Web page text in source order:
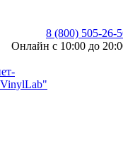
8 (800) 505-26-
Онлайн с 10:00 до